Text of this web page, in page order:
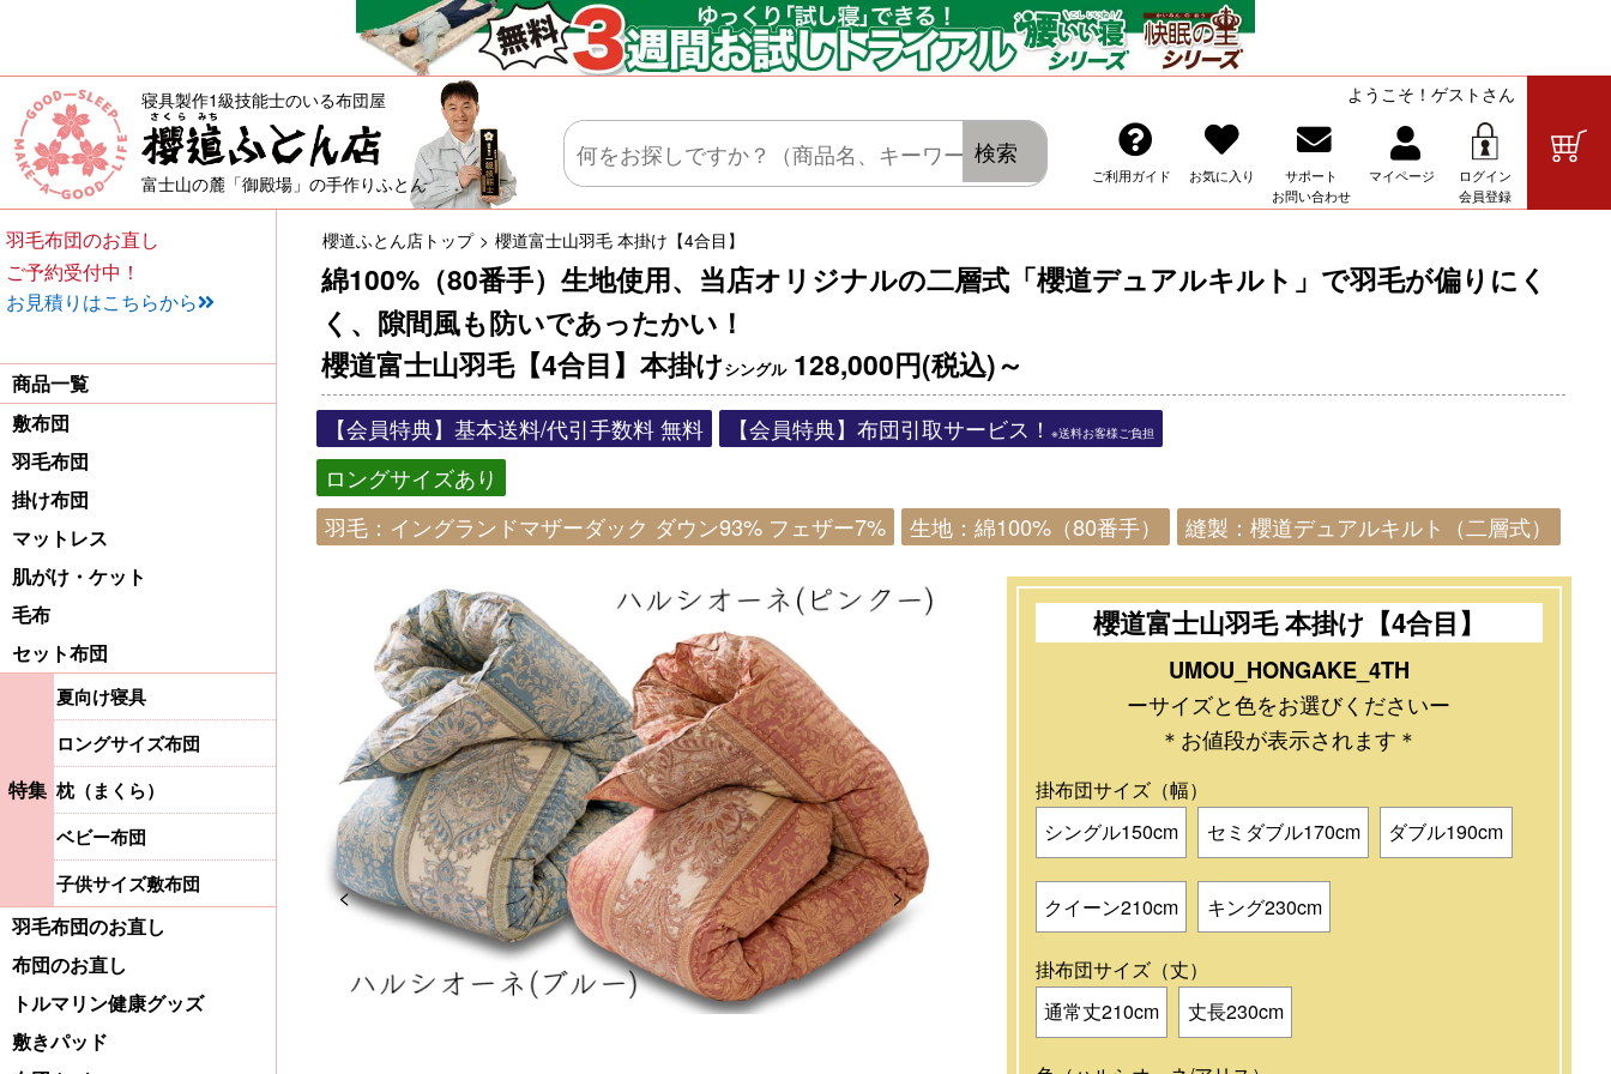
櫻道富士山羽毛【4合目】本掛けシングル128,000円(税込)～
綿100%（80番手）生地使用、当店オリジナルの二層式「櫻道デュアルキルト」で羽毛が偏りにく
く、隙間風も防いであったかい！
敷布団・掛け布団・羽毛布団・マットレス・肌がけ・毛布・セット布団の販売
寝具製作1級技能士のいる布団屋
富士山の麓「御殿場」の手作りふとん
ようこそ！ゲストさん
ご利用ガイド お気に入り
サポート
お問い合わせ
マイページ
ログイン
会員登録
検索
櫻道ふとん店トップ 櫻道富士山羽毛 本掛け【4合目】
【会員特典】基本送料/代引手数料 無料 【会員特典】布団引取サービス！※送料お客様ご負担
ロングサイズあり
羽毛：イングランドマザーダック ダウン93% フェザー7%
生地：綿100%（80番手） 縫製：櫻道デュアルキルト（二層式）
Previous Next
櫻道富士山羽毛 本掛け【4合目】
UMOU_HONGAKE_4TH
ーサイズと色をお選びくださいー
＊お値段が表示されます＊
掛布団サイズ（幅）
シングル150cm
セミダブル170cm ダブル190cm
クイーン210cm キング230cm
掛布団サイズ（丈）
通常丈210cm
丈長230cm
羽毛布団のお直し
ご予約受付中！
お見積りはこちらから
商品一覧
敷布団
羽毛布団
掛け布団
マットレス
肌がけ・ケット
毛布
セット布団
特集
夏向け寝具
ロングサイズ布団
枕（まくら）
ベビー布団
子供サイズ敷布団
羽毛布団のお直し
布団のお直し
トルマリン健康グッズ
敷きパッド